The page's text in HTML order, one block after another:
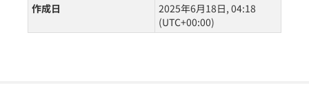
作成日
2025年6月18日, 04:18
(UTC+00:00)